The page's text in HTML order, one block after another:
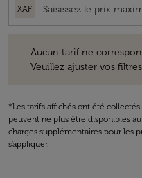
XAF
Aucun tarif ne
Veuillez ajuster vos
*Les tarifs affichés ont été
peuvent ne plus être disponibles
charges supplémentaires pour les
s'appliquer.